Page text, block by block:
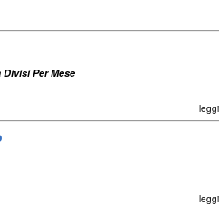
Per Mese